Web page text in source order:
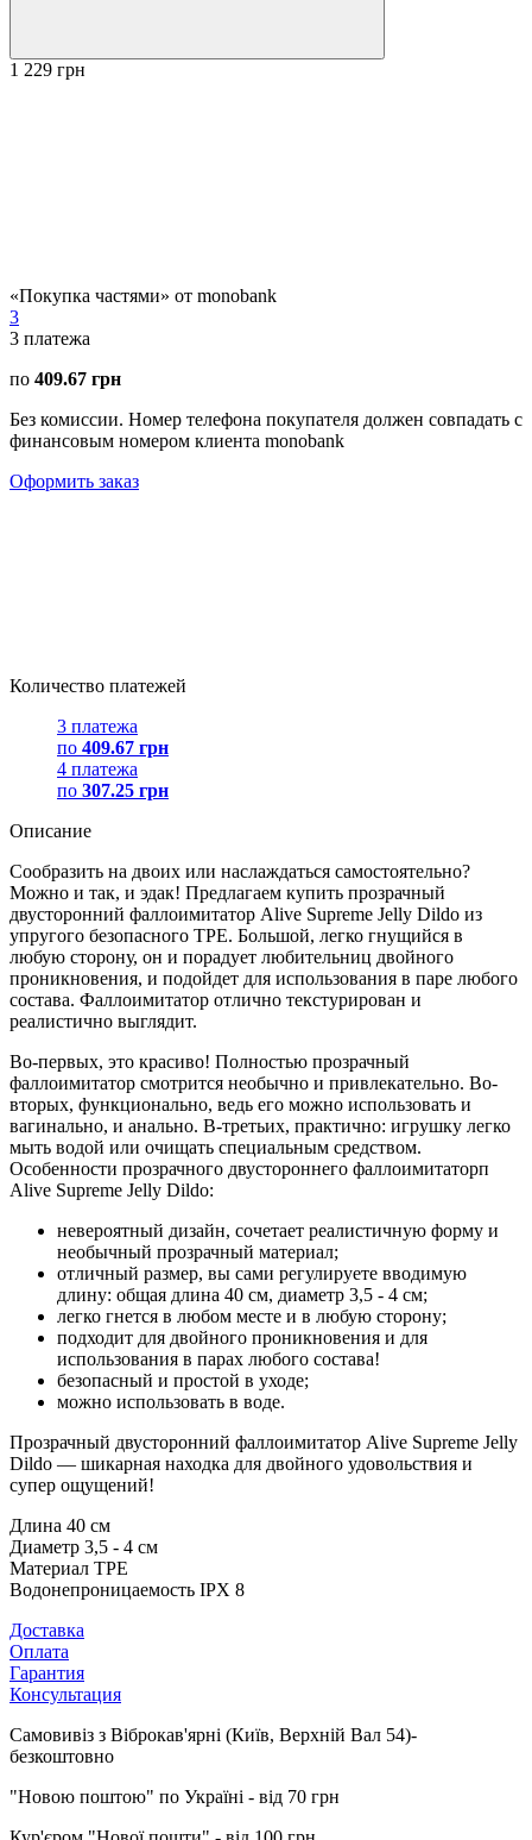
1 229 грн
«Покупка частями» от monobank
3
3 платежа
по 409.67 грн
Без комиссии. Номер телефона покупателя должен совпадать с
финансовым номером клиента monobank
Оформить заказ
Количество платежей
3 платежа
по 409.67 грн
4 платежа
по 307.25 грн
Описание
Сообразить на двоих или наслаждаться самостоятельно?
Можно и так, и эдак! Предлагаем купить прозрачный
двусторонний фаллоимитатор Alive Supreme Jelly Dildo из
упругого безопасного TPE. Большой, легко гнущийся в
любую сторону, он и порадует любительниц двойного
проникновения, и подойдет для использования в паре любого
состава. Фаллоимитатор отлично текстурирован и
реалистично выглядит.
Во-первых, это красиво! Полностью прозрачный
фаллоимитатор смотрится необычно и привлекательно. Во-
вторых, функционально, ведь его можно использовать и
вагинально, и анально. В-третьих, практично: игрушку легко
мыть водой или очищать специальным средством.
Особенности прозрачного двустороннего фаллоимитаторп
Alive Supreme Jelly Dildo:
невероятный дизайн, сочетает реалистичную форму и
необычный прозрачный материал;
отличный размер, вы сами регулируете вводимую
длину: общая длина 40 см, диаметр 3,5 - 4 см;
легко гнется в любом месте и в любую сторону;
подходит для двойного проникновения и для
использования в парах любого состава!
безопасный и простой в уходе;
можно использовать в воде.
Прозрачный двусторонний фаллоимитатор Alive Supreme Jelly
Dildo — шикарная находка для двойного удовольствия и
супер ощущений!
Длина 40 см
Диаметр 3,5 - 4 см
Материал TPE
Водонепроницаемость IPX 8
Доставка
Оплата
Гарантия
Консультация
Самовивіз з Віброкав'ярні (Київ, Верхній Вал 54)-
безкоштовно
"Новою поштою" по Україні - від 70 грн